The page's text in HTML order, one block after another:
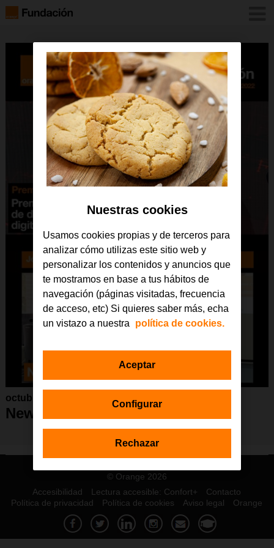
octubre 2022
Newsletter octubre 2022
© Orange 2026
Accesibilidad
Lectura accesible: Confort+
Contacto
Política de privacidad
Política de cookies Aviso legal Orange
Nuestras cookies
Usamos cookies propias y de terceros para
analizar cómo utilizas este sitio web y
personalizar los contenidos y anuncios que
te mostramos en base a tus hábitos de
navegación (páginas visitadas, frecuencia
de acceso, etc) Si quieres saber más, echa
un vistazo a nuestra
política de cookies.
Configurar
Rechazar
Aceptar